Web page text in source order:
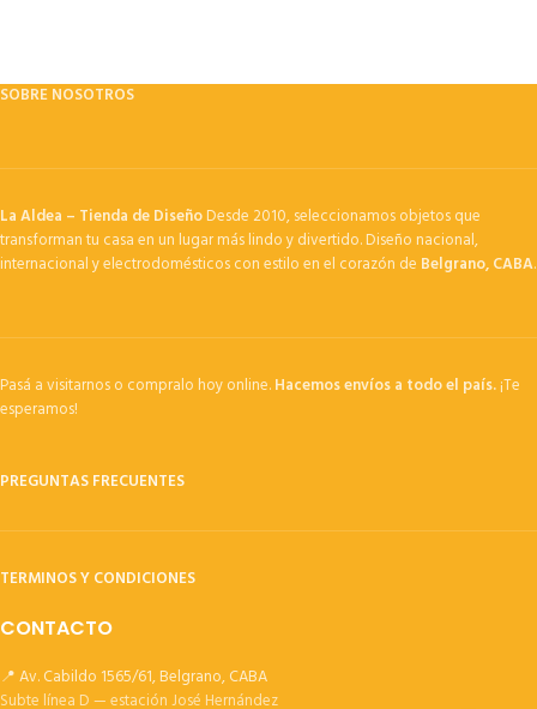
SOBRE NOSOTROS
La Aldea – Tienda de DiseñoDesde 2010, seleccionamos objetos que
transforman tu casa en un lugar más lindo y divertido. Diseño nacional,
internacional y electrodomésticos con estilo en el corazón de Belgrano, CABA.
Pasá a visitarnos o compralo hoy online.Hacemos envíos a todo el país.¡Te
esperamos!
PREGUNTAS FRECUENTES
TERMINOS Y CONDICIONES
CONTACTO
📍 Av. Cabildo 1565/61, Belgrano, CABA
Subte línea D — estación José Hernández